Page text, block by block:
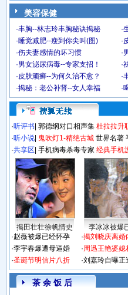
美容保健
·丰胸--林志玲丰胸秘诀揭秘 ·
·睡觉减肥--瘦到你尖叫(图) ·
·伤夫妻感情的坏习惯 ·
·男女泌尿病毒--专家支招！ ·
·皮肤顽癣--为何久治不愈？ ·
·揭秘：老公补肾--女人幸福 ·
·听评书 郭德纲对口相声集 杜拉拉升
·听小说 鬼吹灯1-精绝古城 世界名著
·共享区 手机病毒杀毒专家 经典手机
揭田壮壮徐帆情史 李冰冰被爆
·赵薇被爆已经怀孕
·李宇春爆遭母逼婚
·圣诞节明信片八折
·揭刘晓庆离婚
·周迅王艳婆媳
·刘嘉玲自曝正
茶 余 饭 后